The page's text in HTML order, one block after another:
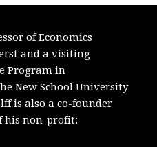
of Economics
and a visiting
Program in
New School University
is also a co-founder
his non-profit: